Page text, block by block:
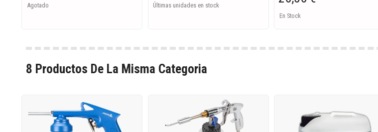
Agotado Últimas unidades en stock
En Stock
8 Productos De La Misma Categoria